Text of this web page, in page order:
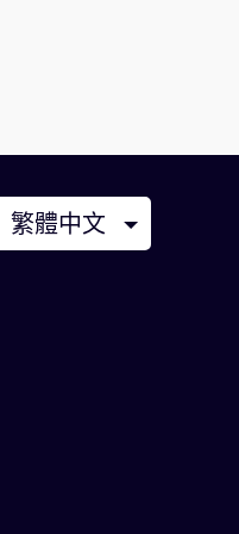
繁體中文